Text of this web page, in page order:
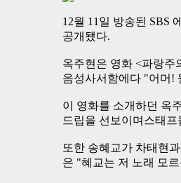
12월 11일 방송된 SBS
공개됐다.
옥주현은 영화 <파랑주
음성사서함에다 "어머!
이 영화를 소개하던 옥
드립을 선보이며스태
또한 송혜교가 차태현
은 "혜교는 저 노래 모